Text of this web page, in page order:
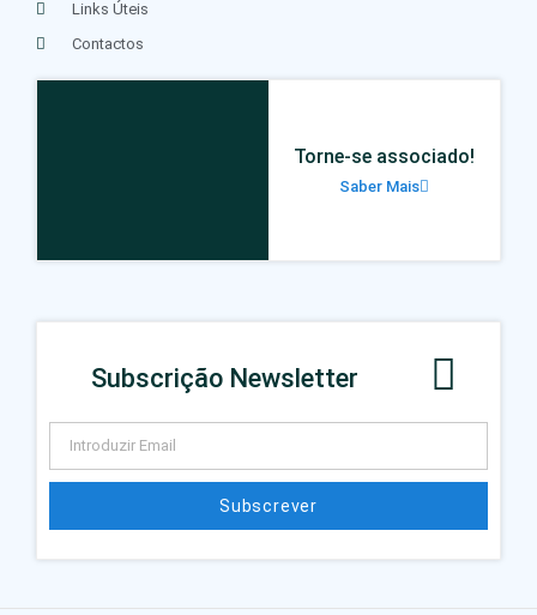
Links Úteis
Contactos
Torne-se associado!
Saber Mais
Subscrição Newsletter
Subscrever